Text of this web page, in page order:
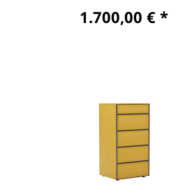
1.700,00 € *